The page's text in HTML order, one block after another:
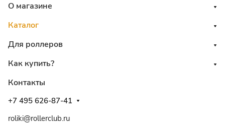
О магазине
Каталог
Для роллеров
Как купить?
Контакты
+7 495 626-87-41
roliki@rollerclub.ru